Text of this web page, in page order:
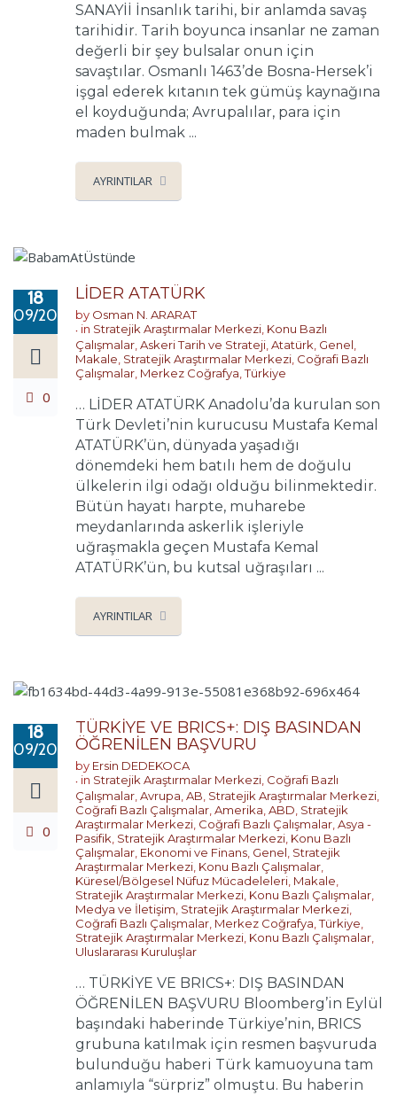
SANAYİİ İnsanlık tarihi, bir anlamda savaş
tarihidir. Tarih boyunca insanlar ne zaman
değerli bir şey bulsalar onun için
savaştılar. Osmanlı 1463’de Bosna-Hersek’i
işgal ederek kıtanın tek gümüş kaynağına
el koyduğunda; Avrupalılar, para için
maden bulmak ...
AYRINTILAR
18
09/2024
0
LİDER ATATÜRK
by Osman N. ARARAT
in Stratejik Araştırmalar Merkezi Konu Bazlı
Çalışmalar Askeri Tarih ve Strateji Atatürk Genel
Makale Stratejik Araştırmalar Merkezi Coğrafi Bazlı
Çalışmalar Merkez Coğrafya ,Türkiye
… LİDER ATATÜRK Anadolu’da kurulan son
Türk Devleti’nin kurucusu Mustafa Kemal
ATATÜRK’ün, dünyada yaşadığı
dönemdeki hem batılı hem de doğulu
ülkelerin ilgi odağı olduğu bilinmektedir.
Bütün hayatı harpte, muharebe
meydanlarında askerlik işleriyle
uğraşmakla geçen Mustafa Kemal
ATATÜRK’ün, bu kutsal uğraşıları ...
AYRINTILAR
18
09/2024
0
TÜRKİYE VE BRICS+: DIŞ BASINDAN
ÖĞRENİLEN BAŞVURU
by Ersin DEDEKOCA
in Stratejik Araştırmalar Merkezi, Coğrafi Bazlı
Çalışmalar,Avrupa,AB, Stratejik Araştırmalar Merkezi,
Coğrafi Bazlı Çalışmalar,Amerika,ABD, Stratejik
Araştırmalar Merkezi, Coğrafi Bazlı Çalışmalar,Asya -
Pasifik, Stratejik Araştırmalar Merkezi, Konu Bazlı
Çalışmalar, Ekonomi ve Finans, Genel, Stratejik
Araştırmalar Merkezi, Konu Bazlı Çalışmalar,
Küresel/Bölgesel Nüfuz Mücadeleleri, Makale,
Stratejik Araştırmalar Merkezi, Konu Bazlı Çalışmalar,
Medya ve İletişim, Stratejik Araştırmalar Merkezi,
Coğrafi Bazlı Çalışmalar, Merkez Coğrafya,Türkiye,
Stratejik Araştırmalar Merkezi, Konu Bazlı Çalışmalar,
Uluslararası Kuruluşlar
… TÜRKİYE VE BRICS+: DIŞ BASINDAN
ÖĞRENİLEN BAŞVURU Bloomberg’in Eylül
başındaki haberinde Türkiye’nin, BRICS
grubuna katılmak için resmen başvuruda
bulunduğu haberi Türk kamuoyuna tam
anlamıyla “sürpriz” olmuştu. Bu haberin